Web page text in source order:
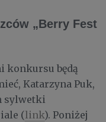
„Berry Fest
konkursu będą
Katarzyna Puk,
sylwetki
(link). Poniżej